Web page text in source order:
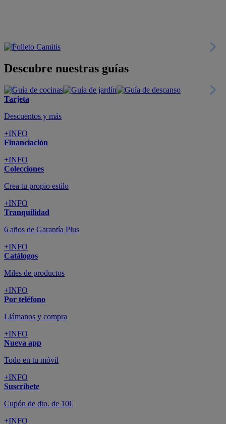
Descubre nuestras guías
Tarjeta
Descuentos y más
+INFO
Financiación
+INFO
Colecciones
Crea tu propio estilo
+INFO
Tranquilidad
6 años de Garantía Plus
+INFO
Catálogos
Miles de productos
+INFO
Por teléfono
Llámanos y compra
+INFO
Nueva app
Todo en tu móvil
+INFO
Suscríbete
Cupón de dto. de 10€
+INFO